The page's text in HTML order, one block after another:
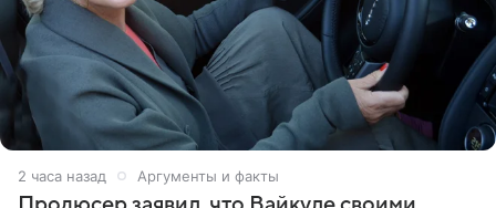
2 часа назад Аргументы и факты